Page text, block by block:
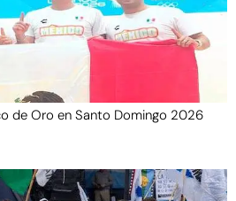
de Oro en Santo Domingo 2026